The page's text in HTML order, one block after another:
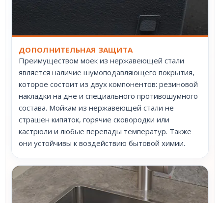
ДОПОЛНИТЕЛЬНАЯ ЗАЩИТА
Преимуществом моек из нержавеющей стали
является наличие шумоподавляющего покрытия,
которое состоит из двух компонентов: резиновой
накладки на дне и специального противошумного
состава. Мойкам из нержавеющей стали не
страшен кипяток, горячие сковородки или
кастрюли и любые перепады температур. Также
они устойчивы к воздействию бытовой химии.